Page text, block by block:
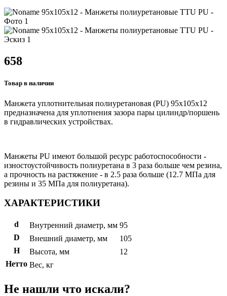
658
Товар в наличии
Манжета уплотнительная полиуретановая (PU) 95x105x12
предназначена для уплотнения зазора пары цилиндр/поршень
в гидравлических устройствах.
Манжеты PU имеют большой ресурс работоспособности -
изностоустойчивость полиуретана в 3 раза больше чем резина,
а прочность на растяжение - в 2.5 раза больше (12.7 МПа для
резины и 35 МПа для полиуретана).
ХАРАКТЕРИСТИКИ
d Внутренний диаметр, мм 95
D
Внешний диаметр, мм
105
H
Высота, мм
12
Нетто Вес, кг
Не нашли что искали?